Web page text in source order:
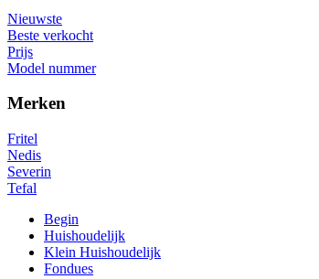
Nieuwste
Beste verkocht
Prijs
Model nummer
Merken
Fritel
Nedis
Severin
Tefal
Begin
Huishoudelijk
Klein Huishoudelijk
Fondues